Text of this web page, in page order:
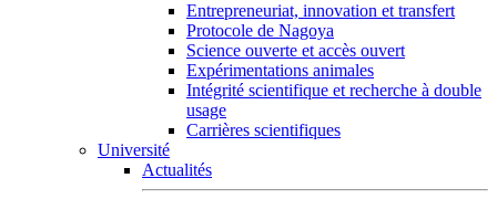
Entrepreneuriat, innovation et transfert
Protocole de Nagoya
Science ouverte et accès ouvert
Expérimentations animales
Intégrité scientifique et recherche à double
usage
Carrières scientifiques
Université
Actualités